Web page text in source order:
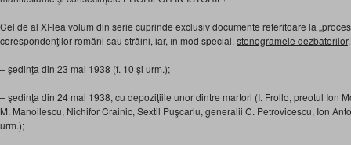
Cel de al XI-lea volum din serie cuprinde exclusiv documente referitoare la
corespondenţilor români sau străini, iar, în mod special, stenogramele dezbaterilor
– şedinţa din 23 mai 1938 (f. 10 şi urm.);
– şedinţa din 24 mai 1938, cu depoziţiile unor dintre martori (I. Frollo, preotul Ion
M. Manoilescu, Nichifor Crainic, Sextil Puşcariu, generalii C. Petrovicescu, Ion
urm.);